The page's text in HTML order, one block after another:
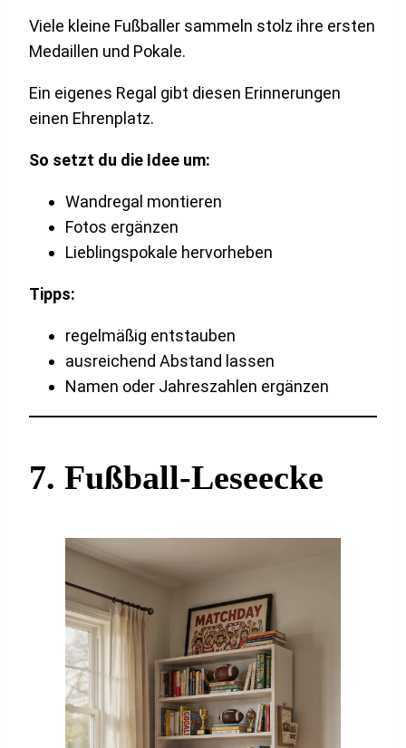
Viele kleine Fußballer sammeln stolz ihre ersten
Medaillen und Pokale.
Ein eigenes Regal gibt diesen Erinnerungen
einen Ehrenplatz.
So setzt du die Idee um:
Wandregal montieren
Fotos ergänzen
Lieblingspokale hervorheben
Tipps:
regelmäßig entstauben
ausreichend Abstand lassen
Namen oder Jahreszahlen ergänzen
7. Fußball-Leseecke